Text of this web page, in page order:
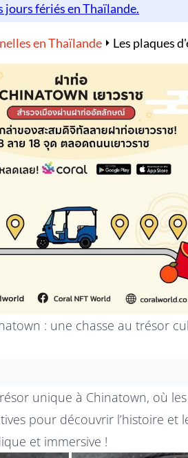
en Thaïlande Les plaques
: une chasse au trésor
unique à Chinatown, où
pour découvrir l’histoire et
et immersive !